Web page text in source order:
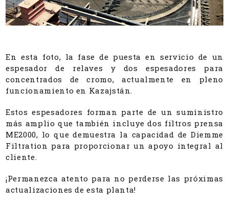
En esta foto, la fase de puesta en servicio de un
espesador de relaves y dos espesadores para
concentrados de cromo, actualmente en pleno
funcionamiento en Kazajstán.
Estos espesadores forman parte de un suministro
más amplio que también incluye dos filtros prensa
ME2000, lo que demuestra la capacidad de Diemme
Filtration para proporcionar un apoyo integral al
cliente.
¡Permanezca atento para no perderse las próximas
actualizaciones de esta planta!